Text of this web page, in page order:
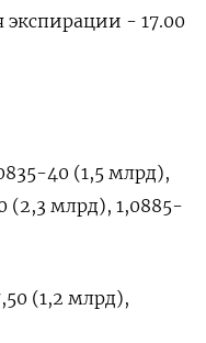
экспирации - 17.00
40 (1,5 млрд),
(2,3 млрд), 1,0885-
(1,2 млрд),